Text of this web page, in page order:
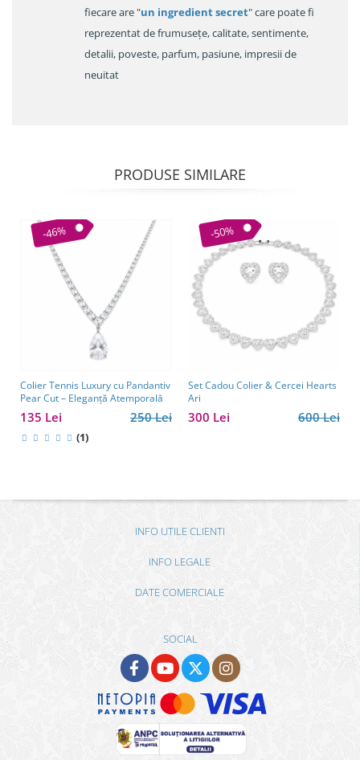
fiecare are "un ingredient secret" care poate fi
reprezentat de frumusețe, calitate, sentimente,
detalii, poveste, parfum, pasiune, impresii de
neuitat
PRODUSE SIMILARE
-46%
Colier Tennis Luxury cu Pandantiv
Pear Cut – Eleganță Atemporală
250 Lei
135 Lei
(1)
-50%
Set Cadou Colier & Cercei Hearts
Ari
600 Lei
300 Lei
INFO UTILE CLIENTI
INFO LEGALE
DATE COMERCIALE
SOCIAL